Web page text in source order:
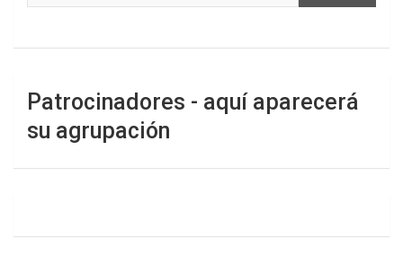
Patrocinadores - aquí aparecerá
su agrupación